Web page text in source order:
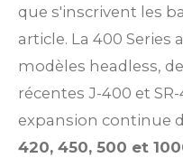
que s'inscrivent les
article. La 400
modèles headless,
récentes J-400 et
expansion continue
420, 450, 500 et